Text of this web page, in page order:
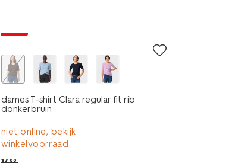
dames T-shirt Clara regular fit rib
donkerbruin
niet online, bekijk
winkelvoorraad
99